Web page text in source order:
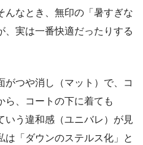
んなとき、無印の「暑すぎな
、実は一番快適だったりする
がつや消し（マット）で、コ
ら、コートの下に着ても
いう違和感（ユニバレ）が見
「ダウンのステルス化」と